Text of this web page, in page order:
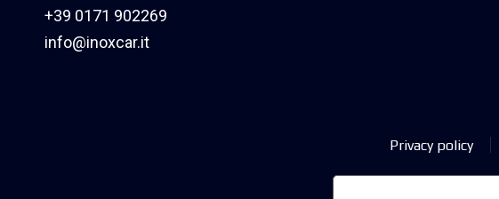
+39 0171 902269
info@inoxcar.it
Privacy policy